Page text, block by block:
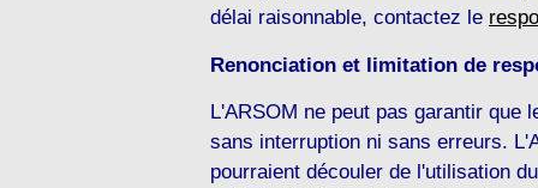
délai raisonnable, contactez le
Renonciation et limitation de
L'ARSOM ne peut pas garantir que
sans interruption ni sans erreurs.
pourraient découler de l'utilisation